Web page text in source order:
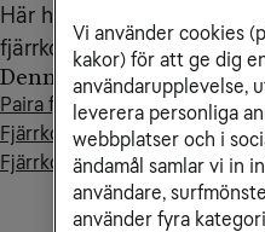
Här hittar du guider som
fjärrkontrollen till Tv Hub
Denna artikel innehåller
Paira fjärrkontroll
Fjärrkontrollens knappar och
Fjärrkontroll med siffror -
Vi använder cookies
kakor) för att ge dig
användarupplevelse,
leverera personliga
webbplatser och i
ändamål samlar vi in
användare,
använder fyra